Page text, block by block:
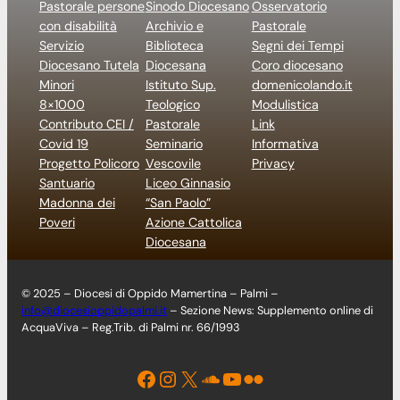
Pastorale persone
con disabilità
Servizio
Diocesano Tutela
Minori
8×1000
Contributo CEI /
Covid 19
Progetto Policoro
Santuario
Madonna dei
Poveri
Sinodo Diocesano
Archivio e
Biblioteca
Diocesana
Istituto Sup.
Teologico
Pastorale
Seminario
Vescovile
Liceo Ginnasio
“San Paolo”
Azione Cattolica
Diocesana
Osservatorio
Pastorale
Segni dei Tempi
Coro diocesano
domenicolando.it
Modulistica
Link
Informativa
Privacy
© 2025 – Diocesi di Oppido Mamertina – Palmi –
info@diocesioppidopalmi.it – Sezione News: Supplemento online di
AcquaViva – Reg.Trib. di Palmi nr. 66/1993
Facebook Instagram X Soundcloud YouTube Flickr